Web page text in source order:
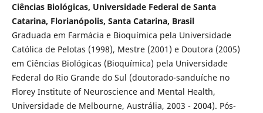
Ciências Biológicas, Universidade Federal de Santa
Catarina, Florianópolis, Santa Catarina, Brasil
Graduada em Farmácia e Bioquímica pela Universidade
Católica de Pelotas (1998), Mestre (2001) e Doutora (2005)
em Ciências Biológicas (Bioquímica) pela Universidade
Federal do Rio Grande do Sul (doutorado-sanduíche no
Florey Institute of Neuroscience and Mental Health,
Universidade de Melbourne, Austrália, 2003 - 2004). Pós-